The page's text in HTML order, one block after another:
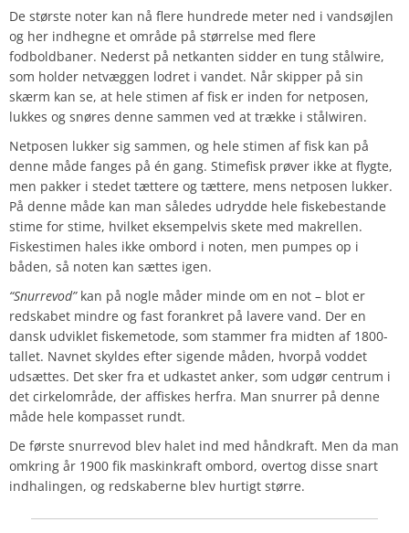
De største noter kan nå flere hundrede meter ned i vandsøjlen
og her indhegne et område på størrelse med flere
fodboldbaner. Nederst på netkanten sidder en tung stålwire,
som holder netvæggen lodret i vandet. Når skipper på sin
skærm kan se, at hele stimen af fisk er inden for netposen,
lukkes og snøres denne sammen ved at trække i stålwiren.
Netposen lukker sig sammen, og hele stimen af fisk kan på
denne måde fanges på én gang. Stimefisk prøver ikke at flygte,
men pakker i stedet tættere og tættere, mens netposen lukker.
På denne måde kan man således udrydde hele fiskebestande
stime for stime, hvilket eksempelvis skete med makrellen.
Fiskestimen hales ikke ombord i noten, men pumpes op i
båden, så noten kan sættes igen.
“Snurrevod”kan på nogle måder minde om en not – blot er
redskabet mindre og fast forankret på lavere vand. Der en
dansk udviklet fiskemetode, som stammer fra midten af 1800-
tallet. Navnet skyldes efter sigende måden, hvorpå voddet
udsættes. Det sker fra et udkastet anker, som udgør centrum i
det cirkelområde, der affiskes herfra. Man snurrer på denne
måde hele kompasset rundt.
De første snurrevod blev halet ind med håndkraft. Men da man
omkring år 1900 fik maskinkraft ombord, overtog disse snart
indhalingen, og redskaberne blev hurtigt større.